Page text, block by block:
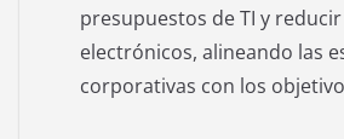
presupuestos de TI y
electrónicos, alineando las
corporativas con los